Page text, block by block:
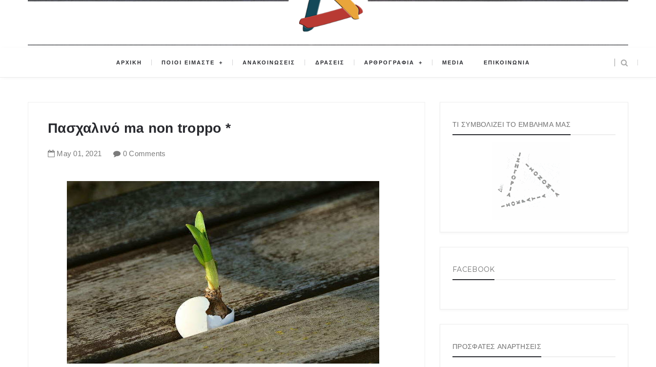
ΑΡΧΙΚΗ ΠΟΙΟΙ ΕΙΜΑΣΤΕ ΑΝΑΚΟΙΝΩΣΕΙΣ ΔΡΑΣΕΙΣ ΑΡΘΡΟΓΡΑΦΙΑ MEDIA ΕΠΙΚΟΙΝΩΝΙΑ
Πασχαλινό ma non troppo *
May 01, 2021 0 Comments
ΤΙ ΣΥΜΒΟΛΙΖΕΙ ΤΟ ΕΜΒΛΗΜΑ ΜΑΣ
FACEBOOK
ΠΡΟΣΦΑΤΕΣ ΑΝΑΡΤΗΣΕΙΣ